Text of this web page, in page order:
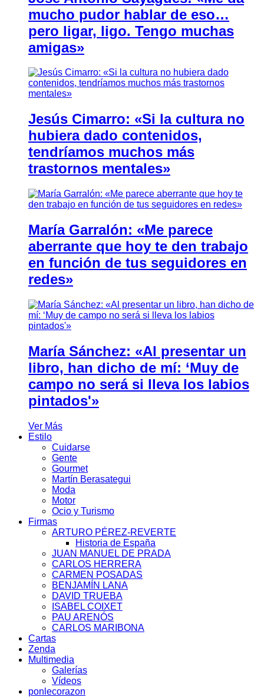
mucho pudor hablar de eso…
pero ligar, ligo. Tengo muchas
amigas»
Jesús Cimarro: «Si la cultura no
hubiera dado contenidos,
tendríamos muchos más
trastornos mentales»
María Garralón: «Me parece
aberrante que hoy te den trabajo
en función de tus seguidores en
redes»
María Sánchez: «Al presentar un
libro, han dicho de mí: ‘Muy de
campo no será si lleva los labios
pintados'»
Ver Más
Estilo
Cuidarse
Gente
Gourmet
Martín Berasategui
Moda
Motor
Ocio y Turismo
Firmas
ARTURO PÉREZ-REVERTE
Historia de España
JUAN MANUEL DE PRADA
CARLOS HERRERA
CARMEN POSADAS
BENJAMÍN LANA
DAVID TRUEBA
ISABEL COIXET
PAU ARENÓS
CARLOS MARIBONA
Cartas
Zenda
Multimedia
Galerías
Vídeos
ponlecorazon